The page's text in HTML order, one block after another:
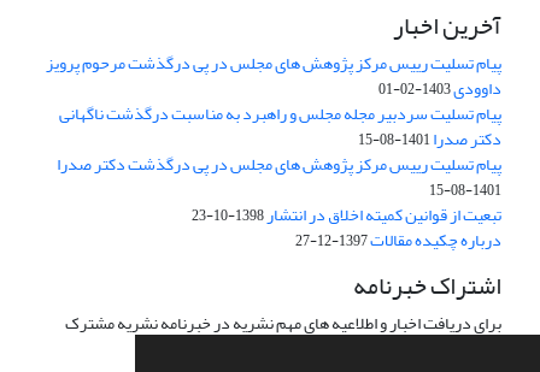
آخرین اخبار
پیام تسلیت رییس مرکز پژوهش های مجلس در پی درگذشت مرحوم پرویز
داوودی1403-02-01
پیام تسلیت سردبیر مجله مجلس و راهبرد به مناسبت درگذشت ناگهانی
دکتر صدرا1401-08-15
پیام تسلیت رییس مرکز پژوهش های مجلس در پی درگذشت دکتر صدرا
1401-08-15
تبعیت از قوانین کمیته اخلاق در انتشار1398-10-23
درباره چکیده مقالات1397-12-27
اشتراک خبرنامه
برای دریافت اخبار و اطلاعیه های مهم نشریه در خبرنامه نشریه مشترک